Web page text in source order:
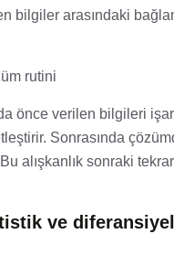
bilgiler arasındaki
rutini
önce verilen bilgileri
Sonrasında
alışkanlık sonraki
ve diferansiyel